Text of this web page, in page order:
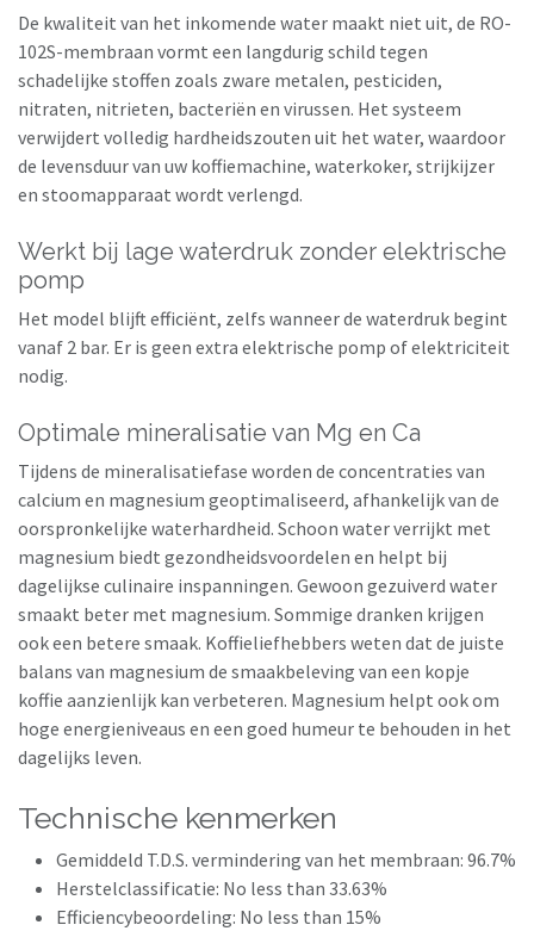
De kwaliteit van het inkomende water maakt niet uit, de RO-
102S-membraan vormt een langdurig schild tegen
schadelijke stoffen zoals zware metalen, pesticiden,
nitraten, nitrieten, bacteriën en virussen. Het systeem
verwijdert volledig hardheidszouten uit het water, waardoor
de levensduur van uw koffiemachine, waterkoker, strijkijzer
en stoomapparaat wordt verlengd.
Werkt bij lage waterdruk zonder elektrische
pomp
Het model blijft efficiënt, zelfs wanneer de waterdruk begint
vanaf 2 bar. Er is geen extra elektrische pomp of elektriciteit
nodig.
Optimale mineralisatie van Mg en Ca
Tijdens de mineralisatiefase worden de concentraties van
calcium en magnesium geoptimaliseerd, afhankelijk van de
oorspronkelijke waterhardheid. Schoon water verrijkt met
magnesium biedt gezondheidsvoordelen en helpt bij
dagelijkse culinaire inspanningen. Gewoon gezuiverd water
smaakt beter met magnesium. Sommige dranken krijgen
ook een betere smaak. Koffieliefhebbers weten dat de juiste
balans van magnesium de smaakbeleving van een kopje
koffie aanzienlijk kan verbeteren. Magnesium helpt ook om
hoge energieniveaus en een goed humeur te behouden in het
dagelijks leven.
Technische kenmerken
Gemiddeld T.D.S. vermindering van het membraan: 96.7%
Herstelclassificatie: No less than 33.63%
Efficiencybeoordeling: No less than 15%